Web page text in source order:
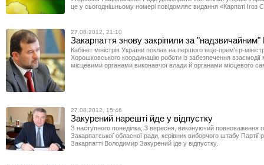
це у сьогоднішньому номері повідомляє видання «Карпаті Ігоз
27.08.2012, 21:10
Закарпаття знову закріпили за
Кабінет міністрів України поклав на першого віце-прем'єр-
Хорошковського координацію роботи із забезпечення взаємодії
місцевими органами виконавчої влади й органами місцевого
27.08.2012, 15:46
Закурений нарешті йде у відпустку
З наступного понеділка, 3 вересня, виконуючий повноваження
Закарпатської обласної ради, керівник виборчого штабу Партії
Закарпатті Володимир Закурений іде у відпустку.